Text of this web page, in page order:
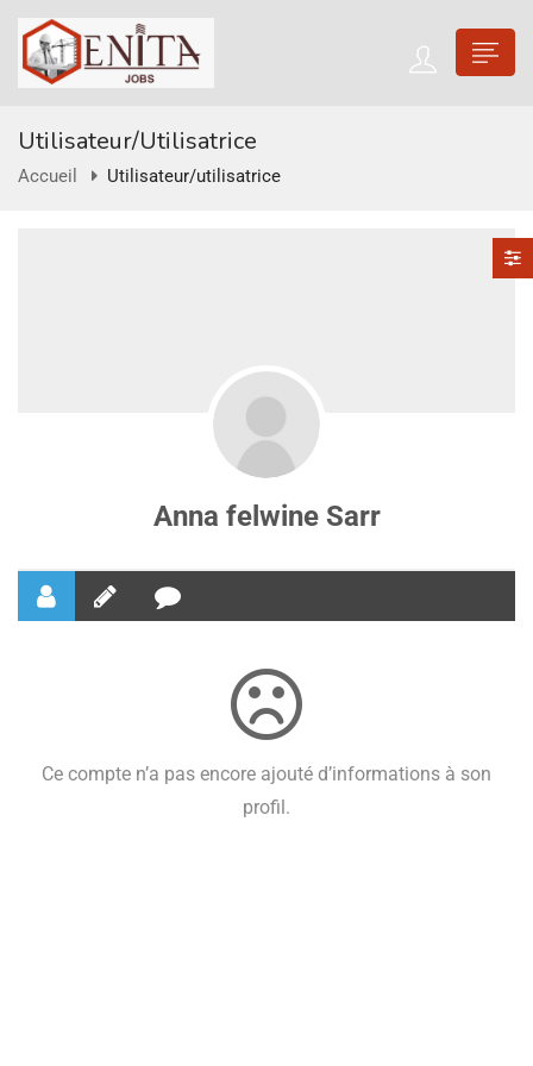
Utilisateur/utilisatrice
Accueil Utilisateur/utilisatrice
Anna felwine Sarr
Ce compte n’a pas encore ajouté d’informations à son
profil.